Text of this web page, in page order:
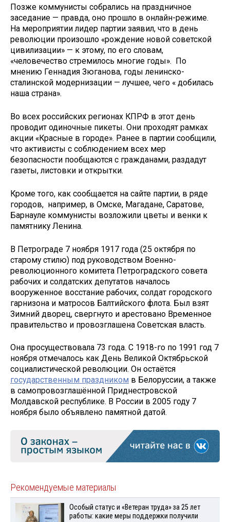
Позже коммунисты собрались на праздничное
заседание — правда, оно прошло в онлайн-режиме.
На мероприятии лидер партии заявил, что в день
революции произошло «рождение новой советской
цивилизации» — к этому, по его словам,
«человечество стремилось многие годы». По
мнению Геннадия Зюганова, годы ленинско-
сталинской модернизации — лучшее, чего « добилась
наша страна».
Во всех российских регионах КПРФ в этот день
проводит одиночные пикеты. Они проходят рамках
акции «Красные в городе». Ранее в партии сообщили,
что активисты с соблюдением всех мер
безопасности пообщаются с гражданами, раздадут
газеты, листовки и открытки.
Кроме того, как сообщается на сайте партии, в ряде
городов, например, в Омске, Магадане, Саратове,
Барнауле коммунисты возложили цветы и венки к
памятнику Ленина.
В Петрограде 7 ноября 1917 года (25 октября по
старому стилю) под руководством Военно-
революционного комитета Петроградского совета
рабочих и солдатских депутатов началось
вооруженное восстание рабочих, солдат городского
гарнизона и матросов Балтийского флота. Был взят
Зимний дворец, свергнуто и арестовано Временное
правительство и провозглашена Советская власть.
Она просуществовала 73 года. С 1918-го по 1991 год 7
ноября отмечалось как День Великой Октябрьской
социалистической революции. Он остаётся
государственным праздником в Белоруссии, а также
в самопровозглашённой Приднестровской
Молдавской республике. В России в 2005 году 7
ноября было объявлено памятной датой.
Рекомендуемые материалы
Особый статус и «Ветеран труда» за 25 лет
работы: какие меры поддержки получили